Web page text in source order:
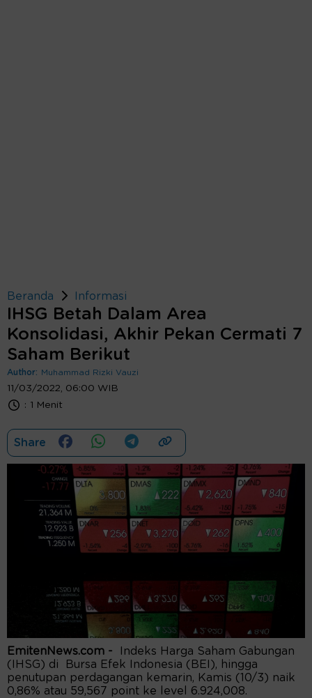
Beranda Informasi
IHSG Betah Dalam Area
Konsolidasi, Akhir Pekan Cermati 7
Saham Berikut
Author: Muhammad Rizki Vauzi
11/03/2022, 06:00 WIB
: 1 Menit
Share
EmitenNews.com -
Indeks Harga Saham Gabungan
(IHSG) di Bursa Efek Indonesia (BEI), hingga
penutupan perdagangan kemarin, Kamis (10/3) naik
0,86% atau 59,567 point ke level 6.924,008.